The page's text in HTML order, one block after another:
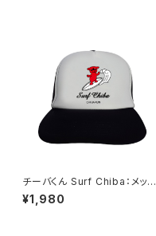
チーバくん Surf Chiba：メッシ
ュキャップ（Aホワイト）
¥1,980